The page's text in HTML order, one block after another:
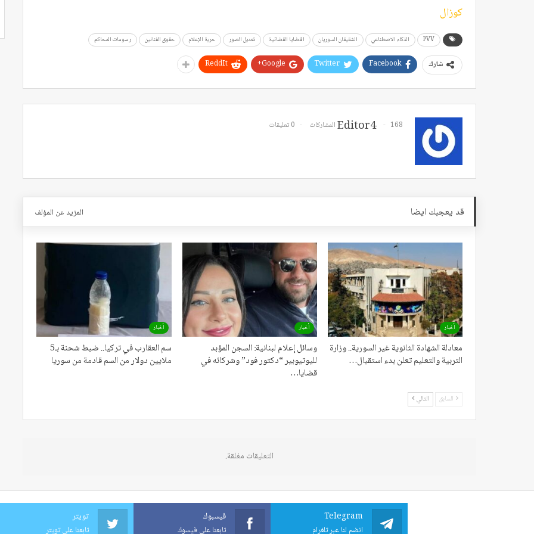
كوزال
PVV الذكاء الاصطناعي الشقيقان السوريان القضايا القضائية تعديل الصور حرية الإعلام حقوق الفنانين رسومات المحاكم
شارك Facebook
Twitter
Google+
ReddIt
Editor4 168 المشاركات 0 تعليقات
قد يعجبك ايضا المزيد عن المؤلف
أخبار
معادلة الشهادة الثانوية غير السورية.. وزارة
التربية والتعليم تعلن بدء استقبال…
أخبار
وسائل إعلام لبنانية: السجن المؤبد
لليوتيوبير “دكتور فود” وشركائه في
قضايا…
أخبار
سم العقارب في تركيا.. ضبط شحنة بـ5
ملايين دولار من السم قادمة من سوريا
السابق التالي
التعليقات مغلقة.
Telegram
انضم لنا عبر تلغرام
فيسبوك
تابعنا على فيسوك
تويتر
تابعنا على تويتر